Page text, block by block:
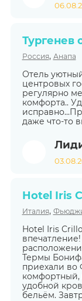
Тургенев
Россия, Анапа
Отель
центровых
регулярно
комфорта..
даже что-то
Hotel Iris
Италия,
Hotel Iris
Термы
приехали
комфортный,
удобной
бельём.